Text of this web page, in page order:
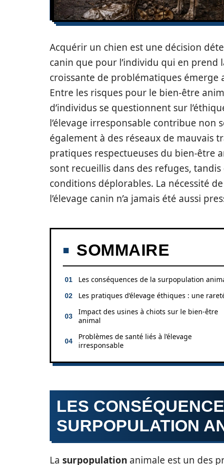
Acquérir un chien est une décision
canin que pour l’individu qui en
croissante de problématiques émerge
Entre les risques pour le bien-être
d’individus se questionnent sur
l’élevage irresponsable contribue
également à des réseaux de mauvais
pratiques respectueuses du bien-être
sont recueillis dans des refuges,
conditions déplorables. La nécessité
l’élevage canin n’a jamais été aussi
SOMMAIRE
Les conséquences de la surpopulation
Les pratiques d’élevage éthiques : une
Impact des usines à chiots sur le bien-être
animal
Problèmes de santé liés à l’élevage
irresponsable
LES
SURPOPULATION
La surpopulation animale est un des